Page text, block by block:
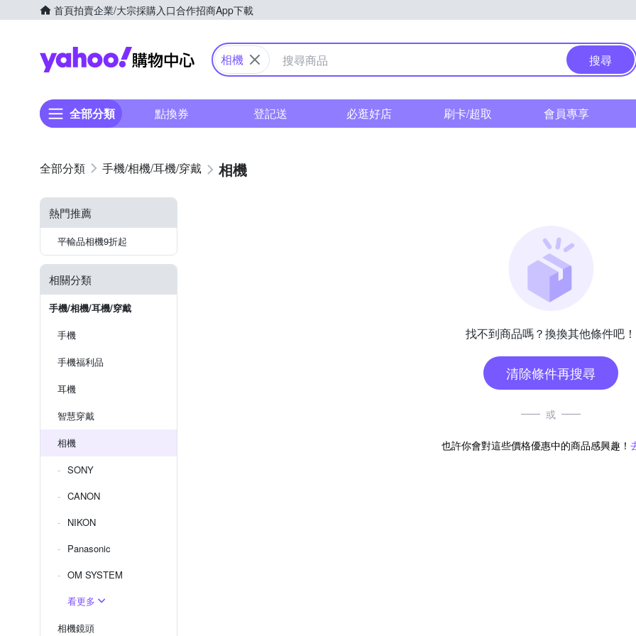
首頁拍賣企業/大宗採購入口合作招商App下載
Yahoo購物中心
相機 搜尋
全部分類 點換券 登記送 必逛好店 刷卡/超取 會員專享
手機/相機/耳機/穿戴 相機
熱門推薦
平輸品相機9折起
相關分類
手機/相機/耳機/穿戴
手機
手機福利品
耳機
智慧穿戴
相機
SONY
CANON
NIKON
Panasonic
OM SYSTEM
看更多
相機鏡頭
找不到商品嗎？換換其他條件吧！
清除條件再搜尋
或
也許你會對這些價格優惠中的商品感興趣！